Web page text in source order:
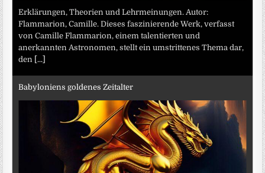
Erklärungen, Theorien und Lehrmeinungen. Autor:
Flammarion, Camille. Dieses faszinierende Werk, verfasst
von Camille Flammarion, einem talentierten und
anerkannten Astronomen, stellt ein umstrittenes Thema dar,
den [...]
Babyloniens goldenes Zeitalter